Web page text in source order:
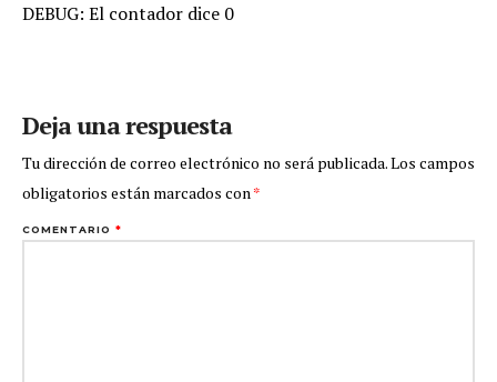
DEBUG: El contador dice 0
Deja una respuesta
Tu dirección de correo electrónico no será publicada.Los campos
obligatorios están marcados con*
COMENTARIO *